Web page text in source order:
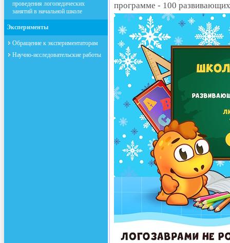
проведения логопедических
занятий в начальной школе
Эксперименты
Обращение к экспериментаторам
Научно-исследовательские работы
программе - 100